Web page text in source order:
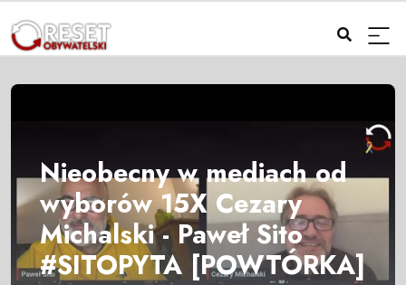
Nieobecny w mediach od
wyborów 15X Cezary
Michalski - Paweł Sito
#SITOPYTA [POWTÓRKA]